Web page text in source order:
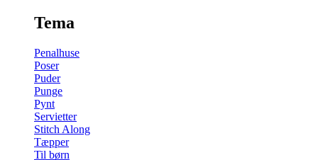
Tema
Penalhuse
Poser
Puder
Punge
Pynt
Servietter
Stitch Along
Tæpper
Til børn